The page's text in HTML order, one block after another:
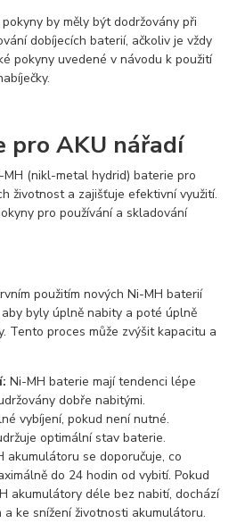
by měly být dodržovány při
dobíjecích baterií, ačkoliv je vždy
pokyny uvedené v návodu k použití
pro AKU nářadí
(nikl-metal hydrid) baterie pro
životnost a zajišťuje efektivní využití.
pro používání a skladování
použitím nových Ni-MH baterií
byly úplně nabity a poté úplně
Tento proces může zvýšit kapacitu a
Ni-MH baterie mají tendenci lépe
dobře nabitými.
vybíjení, pokud není nutné.
optimální stav baterie.
akumulátoru se doporučuje, co
do 24 hodin od vybití. Pokud
akumulátory déle bez nabití, dochází
ke snížení životnosti akumulátoru.